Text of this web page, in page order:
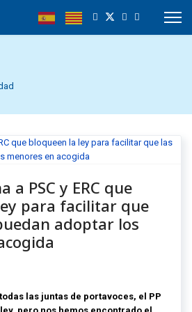
a PSC y ERC que
para facilitar que
adoptar los
las juntas de portavoces, el PP